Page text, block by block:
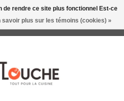
de rendre ce site plus fonctionnel Est-ce
savoir plus sur les témoins (cookies) »